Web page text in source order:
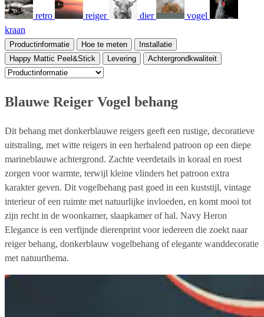
retro reiger dier
vogel
kraan
Productinformatie Hoe te meten
Installatie
Happy Mattic Peel&Stick
Levering Achtergrondkwaliteit
Blauwe Reiger Vogel behang
Dit behang met donkerblauwe reigers geeft een rustige, decoratieve
uitstraling, met witte reigers in een herhalend patroon op een diepe
marineblauwe achtergrond. Zachte veerdetails in koraal en roest
zorgen voor warmte, terwijl kleine vlinders het patroon extra
karakter geven. Dit vogelbehang past goed in een kuststijl, vintage
interieur of een ruimte met natuurlijke invloeden, en komt mooi tot
zijn recht in de woonkamer, slaapkamer of hal. Navy Heron
Elegance is een verfijnde dierenprint voor iedereen die zoekt naar
reiger behang, donkerblauw vogelbehang of elegante wanddecoratie
met natuurthema.